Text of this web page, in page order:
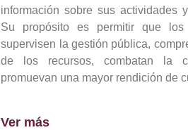
información sobre sus actividades
Su propósito es permitir que los
supervisen la gestión pública,
de los recursos, combatan la
promuevan una mayor rendición de
Ver más